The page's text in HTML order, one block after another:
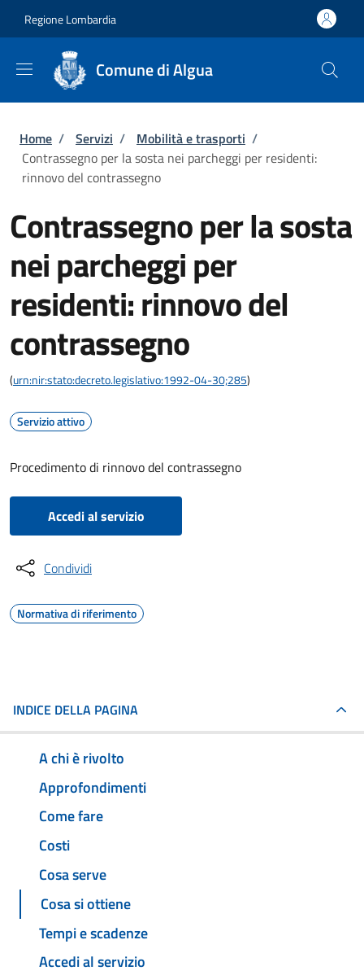
Regione Lombardia
Comune di Algua
Briciole di pane
Home / Servizi / Mobilità e trasporti /
Contrassegno per la sosta nei parcheggi per residenti:
rinnovo del contrassegno
Contrassegno per la sosta
nei parcheggi per
residenti: rinnovo del
contrassegno
(urn:nir:stato:decreto.legislativo:1992-04-30;285)
Servizio attivo
Procedimento di rinnovo del contrassegno
Accedi al servizio
Condividi
Normativa di riferimento
INDICE DELLA PAGINA
A chi è rivolto
Approfondimenti
Come fare
Costi
Cosa serve
Cosa si ottiene
Tempi e scadenze
Accedi al servizio